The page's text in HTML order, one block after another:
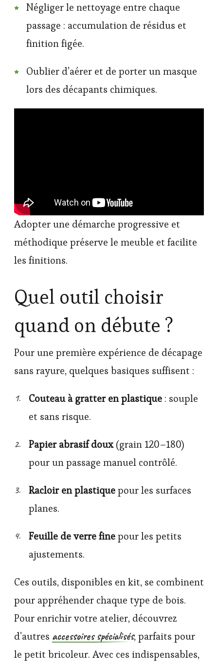
Négliger le nettoyage entre chaque
passage : accumulation de résidus et
finition figée.
Oublier d’aérer et de porter un masque
lors des décapants chimiques.
Adopter une démarche progressive et
méthodique préserve le meuble et facilite
les finitions.
Quel outil choisir
quand on débute ?
Pour une première expérience de décapage
sans rayure, quelques basiques suffisent :
Couteau à gratter en plastique : souple
et sans risque.
Papier abrasif doux(grain 120–180)
pour un passage manuel contrôlé.
Racloir en plastiquepour les surfaces
planes.
Feuille de verre finepour les petits
ajustements.
Ces outils, disponibles en kit, se combinent
pour appréhender chaque type de bois.
Pour enrichir votre atelier, découvrez
d’autres accessoires spécialisés, parfaits pour
le petit bricoleur. Avec ces indispensables,